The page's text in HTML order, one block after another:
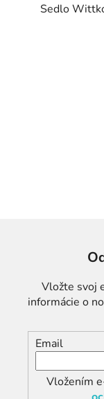
Sedlo
Vložte svoj
informácie o
Email
Vložením